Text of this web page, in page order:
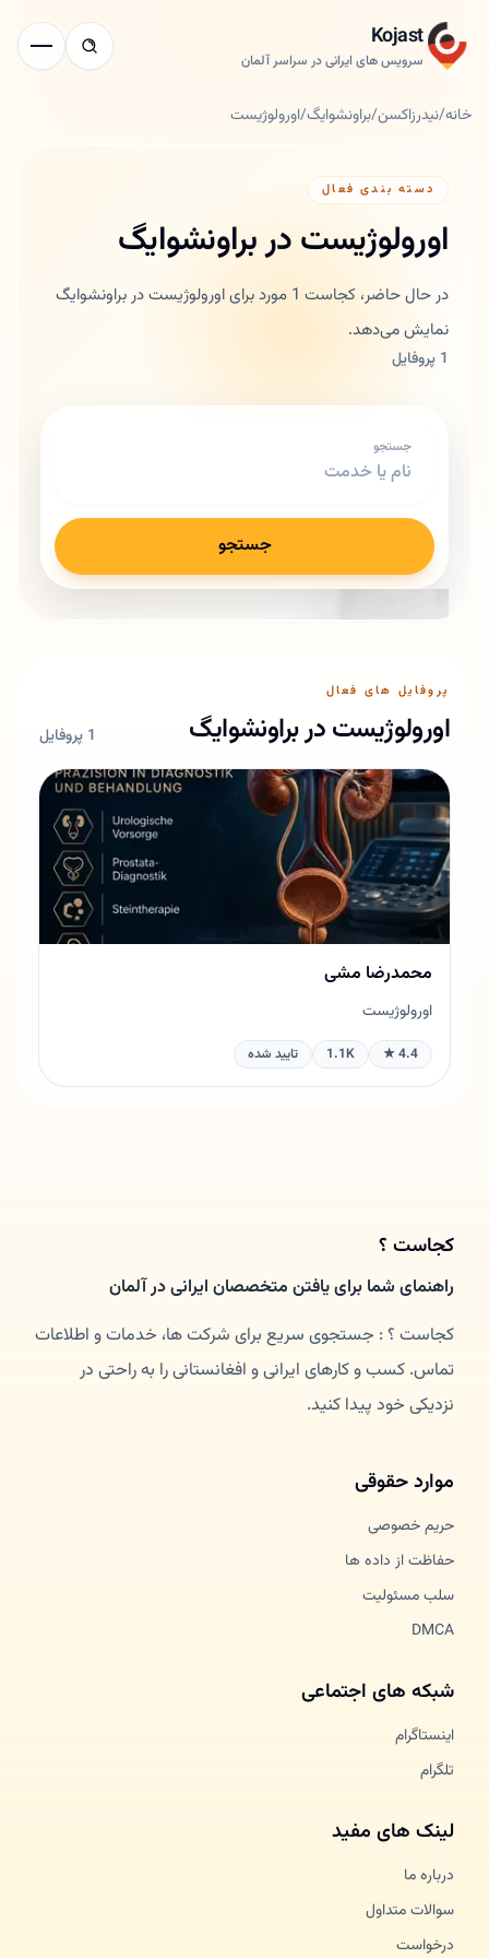
Kojast
سرویس های ایرانی در سراسر آلمان
خانه/نیدرزاکسن/براونشوایگ/اورولوژیست
دسته بندی فعال
اورولوژیست در براونشوایگ
در حال حاضر، کجاست 1 مورد برای اورولوژیست در براونشوایگ
نمایش می‌دهد.
1 پروفایل
جستجو
جستجو
پروفایل های فعال
اورولوژیست در براونشوایگ 1 پروفایل
محمدرضا مشی
اورولوژیست
4.4 ★
1.1K تایید شده
کجاست ؟
راهنمای شما برای یافتن متخصصان ایرانی در آلمان
کجاست ؟ : جستجوی سریع برای شرکت ها، خدمات و اطلاعات
تماس. کسب و کارهای ایرانی و افغانستانی را به راحتی در
نزدیکی خود پیدا کنید.
موارد حقوقی
حریم خصوصی
حفاظت از داده ها
سلب مسئولیت
DMCA
شبکه های اجتماعی
اینستاگرام
تلگرام
لینک های مفید
درباره ما
سوالات متداول
درخواست